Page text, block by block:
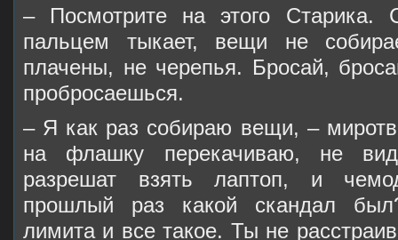
– Посмотрите на этого Старика.
пальцем тыкает, вещи не
плачены, не черепья. Бросай,
пробросаешься.
– Я как раз собираю вещи, –
на флашку перекачиваю, не
разрешат взять лаптоп, и
прошлый раз какой скандал
лимита и все такое. Ты не